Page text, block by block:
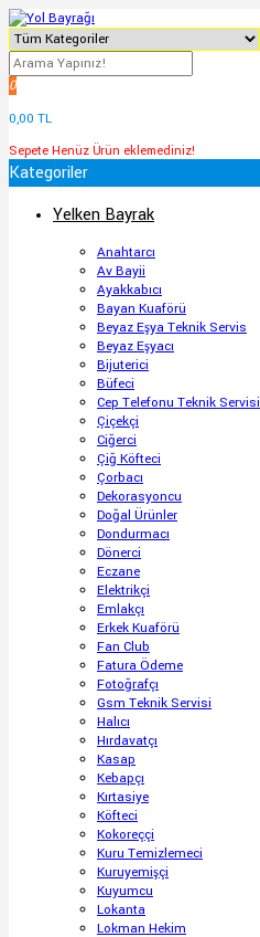
0
0,00 TL
Sepete Henüz Ürün eklemediniz!
Kategoriler
Yelken Bayrak
Anahtarcı
Av Bayii
Ayakkabıcı
Bayan Kuaförü
Beyaz Eşya Teknik Servis
Beyaz Eşyacı
Bijuterici
Büfeci
Cep Telefonu Teknik Servisi
Çiçekçi
Ciğerci
Çiğ Köfteci
Çorbacı
Dekorasyoncu
Doğal Ürünler
Dondurmacı
Dönerci
Eczane
Elektrikçi
Emlakçı
Erkek Kuaförü
Fan Club
Fatura Ödeme
Fotoğrafçı
Gsm Teknik Servisi
Halıcı
Hırdavatçı
Kasap
Kebapçı
Kırtasiye
Köfteci
Kokoreççi
Kuru Temizlemeci
Kuruyemişçi
Kuyumcu
Lokanta
Lokman Hekim